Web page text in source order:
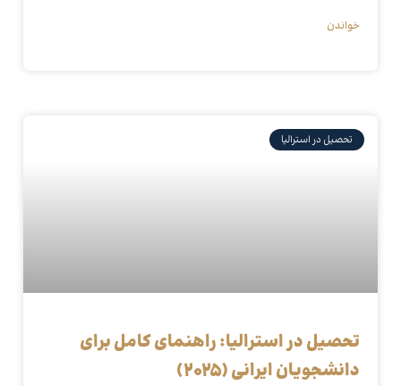
خواندن
تحصیل در استرالیا
تحصیل در استرالیا: راهنمای کامل برای
دانشجویان ایرانی (2025)